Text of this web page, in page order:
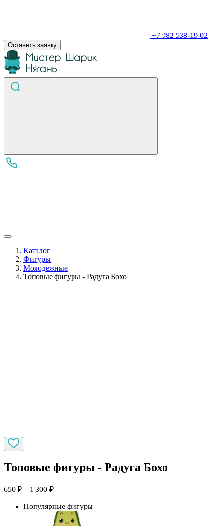
+7 982 538-19-02
Оставить заявку
Каталог
Фигуры
Молодежные
Топовые фигуры - Радуга Бохо
Топовые фигуры - Радуга Бохо
650 ₽ – 1 300 ₽
Популярные фигуры